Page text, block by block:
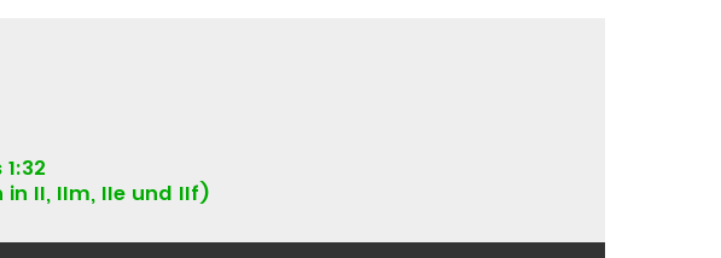
in II, IIm, IIe und IIf)